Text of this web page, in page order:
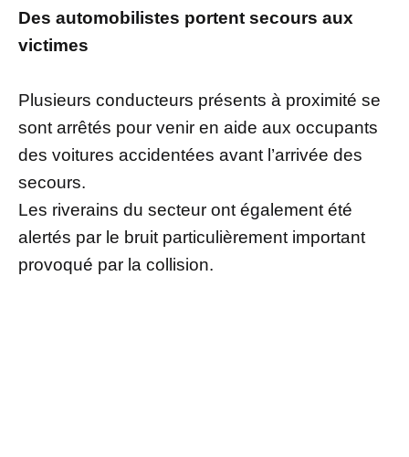
Des automobilistes portent secours aux
victimes
Plusieurs conducteurs présents à proximité se
sont arrêtés pour venir en aide aux occupants
des voitures accidentées avant l’arrivée des
secours.
Les riverains du secteur ont également été
alertés par le bruit particulièrement important
provoqué par la collision.